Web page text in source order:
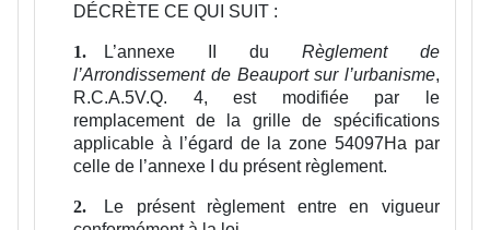
DÉCRÈTE CE QUI SUIT :
1. L’annexe II du Règlement de
l’Arrondissement de Beauport sur l’urbanisme,
R.C.A.5V.Q. 4, est modifiée par le
remplacement de la grille de spécifications
applicable à l’égard de la zone 54097Ha par
celle de l’annexe I du présent règlement.
2.
Le présent règlement entre en vigueur